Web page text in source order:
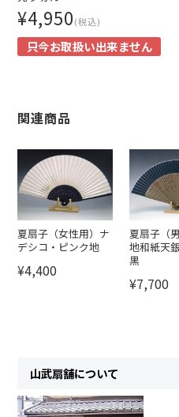
¥4,950(税込)
只今お取扱い出来ません
関連商品
夏扇子（女性用）ナ
デシコ・ピンク地
¥4,400
夏扇子（
地和紙天
黒
¥7,700
山武扇舗について